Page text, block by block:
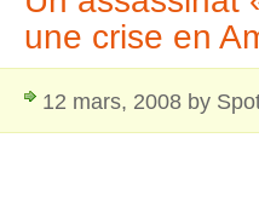
une crise en
12 mars, 2008 by